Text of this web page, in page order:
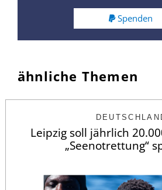
Spenden
ähnliche Themen
Leipzig soll jährlich
„Seenotrettung“